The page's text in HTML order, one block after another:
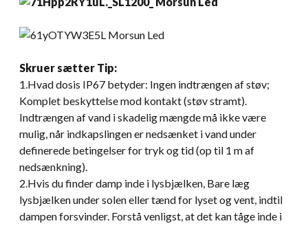
Skruer sætter Tip:
1.Hvad dosis IP67 betyder: Ingen indtrængen af ​​støv;
Komplet beskyttelse mod kontakt (støv stramt).
Indtrængen af ​​vand i skadelig mængde må ikke være
mulig, når indkapslingen er nedsænket i vand under
definerede betingelser for tryk og tid (op til 1 m af
nedsænkning).
2.Hvis du finder damp inde i lysbjælken, Bare læg
lysbjælken under solen eller tænd for lyset og vent, indtil
dampen forsvinder. Forstå venligst, at det kan tåge inde i